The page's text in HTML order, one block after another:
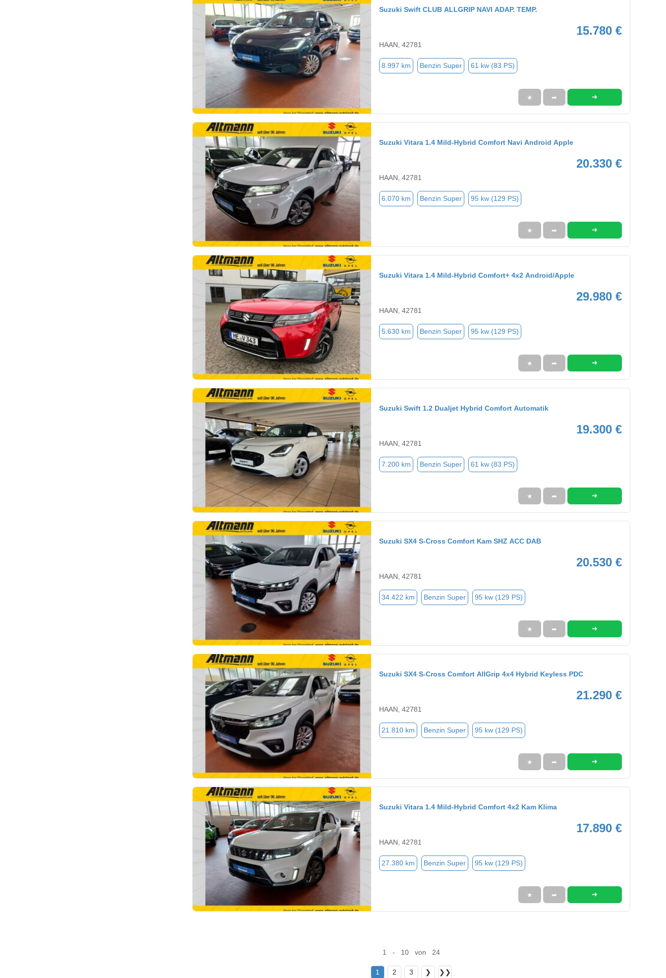
Suzuki Swift CLUB ALLGRIP NAVI ADAP. TEMP.
15.780 €
HAAN, 42781
8.997 km Benzin Super 61 kw (83 PS)
★ ➦ ➜
Suzuki Vitara 1.4 Mild-Hybrid Comfort Navi Android Apple
20.330 €
HAAN, 42781
6.070 km Benzin Super 95 kw (129 PS)
★ ➦ ➜
Suzuki Vitara 1.4 Mild-Hybrid Comfort+ 4x2 Android/Apple
29.980 €
HAAN, 42781
5.630 km Benzin Super 95 kw (129 PS)
★ ➦ ➜
Suzuki Swift 1.2 Dualjet Hybrid Comfort Automatik
19.300 €
HAAN, 42781
7.200 km Benzin Super 61 kw (83 PS)
★ ➦ ➜
Suzuki SX4 S-Cross Comfort Kam SHZ ACC DAB
20.530 €
HAAN, 42781
34.422 km Benzin Super 95 kw (129 PS)
★ ➦ ➜
Suzuki SX4 S-Cross Comfort AllGrip 4x4 Hybrid Keyless PDC
21.290 €
HAAN, 42781
21.810 km Benzin Super 95 kw (129 PS)
★ ➦ ➜
Suzuki Vitara 1.4 Mild-Hybrid Comfort 4x2 Kam Klima
17.890 €
HAAN, 42781
27.380 km Benzin Super 95 kw (129 PS)
★ ➦ ➜
1 - 10 von 24
1 2 3 ❯ ❯❯